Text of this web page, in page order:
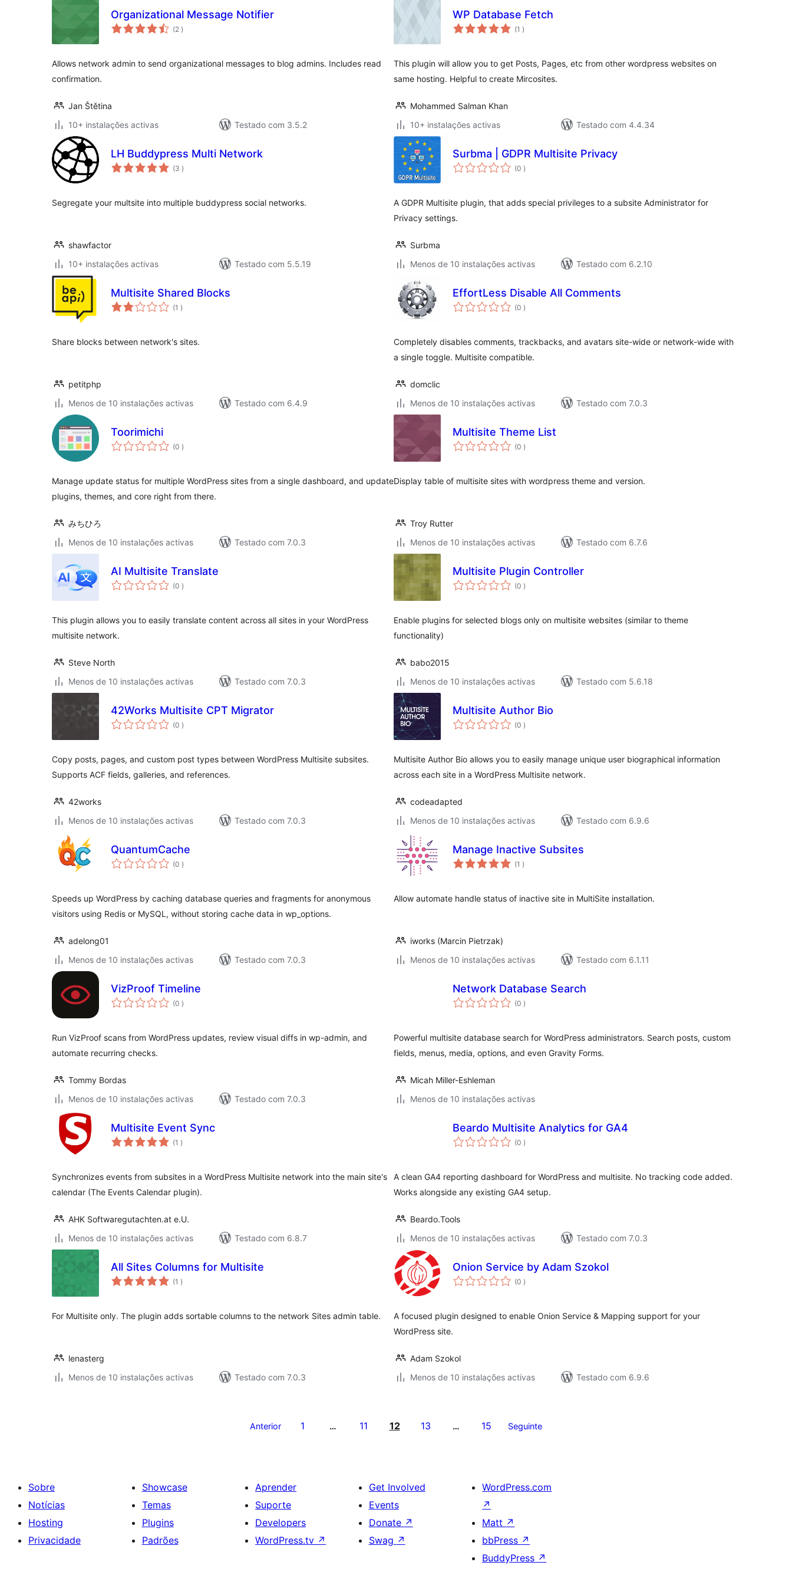
Organizational Message Notifier
(2 classificações
)
Allows network admin to send organizational messages to blog admins. Includes read
confirmation.
Jan Štětina
10+ instalações activas
Testado com 3.5.2
WP Database Fetch
(1 classificações
)
This plugin will allow you to get Posts, Pages, etc from other wordpress websites on
same hosting. Helpful to create Mircosites.
Mohammed Salman Khan
10+ instalações activas
Testado com 4.4.34
LH Buddypress Multi Network
(3 classificações
)
Segregate your multsite into multiple buddypress social networks.
shawfactor
10+ instalações activas
Testado com 5.5.19
Surbma | GDPR Multisite Privacy
(0 classificações
)
A GDPR Multisite plugin, that adds special privileges to a subsite Administrator for
Privacy settings.
Surbma
Menos de 10 instalações activas
Testado com 6.2.10
Multisite Shared Blocks
(1 classificações
)
Share blocks between network's sites.
petitphp
Menos de 10 instalações activas
Testado com 6.4.9
EffortLess Disable All Comments
(0 classificações
)
Completely disables comments, trackbacks, and avatars site-wide or network-wide with
a single toggle. Multisite compatible.
domclic
Menos de 10 instalações activas
Testado com 7.0.3
Toorimichi
(0 classificações
)
Manage update status for multiple WordPress sites from a single dashboard, and update
plugins, themes, and core right from there.
みちひろ
Menos de 10 instalações activas
Testado com 7.0.3
Multisite Theme List
(0 classificações
)
Display table of multisite sites with wordpress theme and version.
Troy Rutter
Menos de 10 instalações activas
Testado com 6.7.6
AI Multisite Translate
(0 classificações
)
This plugin allows you to easily translate content across all sites in your WordPress
multisite network.
Steve North
Menos de 10 instalações activas
Testado com 7.0.3
Multisite Plugin Controller
(0 classificações
)
Enable plugins for selected blogs only on multisite websites (similar to theme
functionality)
babo2015
Menos de 10 instalações activas
Testado com 5.6.18
42Works Multisite CPT Migrator
(0 classificações
)
Copy posts, pages, and custom post types between WordPress Multisite subsites.
Supports ACF fields, galleries, and references.
42works
Menos de 10 instalações activas
Testado com 7.0.3
Multisite Author Bio
(0 classificações
)
Multisite Author Bio allows you to easily manage unique user biographical information
across each site in a WordPress Multisite network.
codeadapted
Menos de 10 instalações activas
Testado com 6.9.6
QuantumCache
(0 classificações
)
Speeds up WordPress by caching database queries and fragments for anonymous
visitors using Redis or MySQL, without storing cache data in wp_options.
adelong01
Menos de 10 instalações activas
Testado com 7.0.3
Manage Inactive Subsites
(1 classificações
)
Allow automate handle status of inactive site in MultiSite installation.
iworks (Marcin Pietrzak)
Menos de 10 instalações activas
Testado com 6.1.11
VizProof Timeline
(0 classificações
)
Run VizProof scans from WordPress updates, review visual diffs in wp-admin, and
automate recurring checks.
Tommy Bordas
Menos de 10 instalações activas
Testado com 7.0.3
Network Database Search
(0 classificações
)
Powerful multisite database search for WordPress administrators. Search posts, custom
fields, menus, media, options, and even Gravity Forms.
Micah Miller-Eshleman
Menos de 10 instalações activas
Multisite Event Sync
(1 classificações
)
Synchronizes events from subsites in a WordPress Multisite network into the main site's
calendar (The Events Calendar plugin).
AHK Softwaregutachten.at e.U.
Menos de 10 instalações activas
Testado com 6.8.7
Beardo Multisite Analytics for GA4
(0 classificações
)
A clean GA4 reporting dashboard for WordPress and multisite. No tracking code added.
Works alongside any existing GA4 setup.
Beardo.Tools
Menos de 10 instalações activas
Testado com 7.0.3
All Sites Columns for Multisite
(1 classificações
)
For Multisite only. The plugin adds sortable columns to the network Sites admin table.
lenasterg
Menos de 10 instalações activas
Testado com 7.0.3
Onion Service by Adam Szokol
(0 classificações
)
A focused plugin designed to enable Onion Service & Mapping support for your
WordPress site.
Adam Szokol
Menos de 10 instalações activas
Testado com 6.9.6
Anterior 1 … 11 12 13 … 15 Seguinte
Sobre
Notícias
Hosting
Privacidade
Showcase
Temas
Plugins
Padrões
Aprender
Suporte
Developers
WordPress.tv ↗
Get Involved
Events
Donate ↗
Swag ↗
WordPress.com
↗
Matt ↗
bbPress ↗
BuddyPress ↗